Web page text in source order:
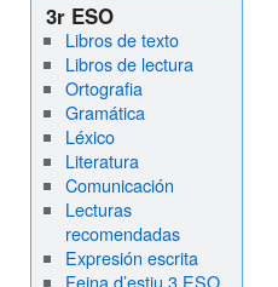
3r ESO
Libros de texto
Libros de lectura
Ortografia
Gramática
Léxico
Literatura
Comunicación
Lecturas
recomendadas
Expresión escrita
Feina d’estiu 3 ESO